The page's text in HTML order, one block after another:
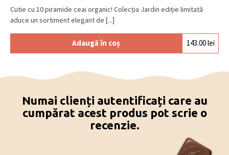
Cutie cu 10 piramide ceai organic! Colecția Jardin ediție limitată
aduce un sortiment elegant de [...]
Adaugă în coș 143.00lei
Numai clienți autentificați care au
cumpărat acest produs pot scrie o
recenzie.